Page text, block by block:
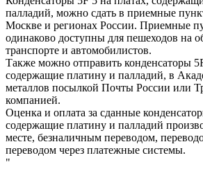
палладий, можно сдать в приемные
Москве и регионах России. Приемные
одинаково доступны для пешеходов на
транспорте и автомобилистов.
Также можно отправить конденсаторы
содержащие платину и палладий, в
металлов посылкой Почты России или
компанией.
Оценка и оплата за сданные
содержащие платину и палладий
месте, безналичным переводом,
переводом через платежные системы.
"